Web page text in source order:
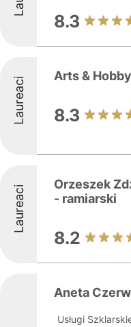
8.3
Laureaci Arts &
8.3
Laureaci
Orzeszek
- ramiarski
8.2
Aneta
Usługi